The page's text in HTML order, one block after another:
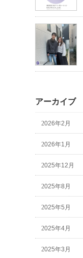
アーカイブ
2026年2月
2026年1月
2025年12月
2025年8月
2025年5月
2025年4月
2025年3月